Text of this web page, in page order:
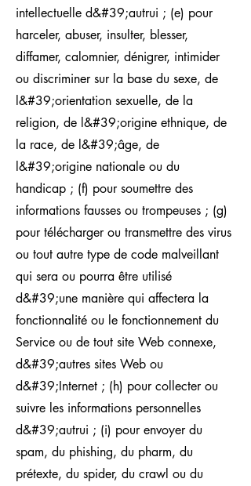
intellectuelle d&#39;autrui ; (e) pour
harceler, abuser, insulter, blesser,
diffamer, calomnier, dénigrer, intimider
ou discriminer sur la base du sexe, de
l&#39;orientation sexuelle, de la
religion, de l&#39;origine ethnique, de
la race, de l&#39;âge, de
l&#39;origine nationale ou du
handicap ; (f) pour soumettre des
informations fausses ou trompeuses ; (g)
pour télécharger ou transmettre des virus
ou tout autre type de code malveillant
qui sera ou pourra être utilisé
d&#39;une manière qui affectera la
fonctionnalité ou le fonctionnement du
Service ou de tout site Web connexe,
d&#39;autres sites Web ou
d&#39;Internet ; (h) pour collecter ou
suivre les informations personnelles
d&#39;autrui ; (i) pour envoyer du
spam, du phishing, du pharm, du
prétexte, du spider, du crawl ou du